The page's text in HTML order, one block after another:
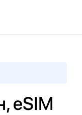
eSIM